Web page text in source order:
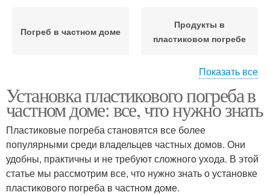
Погреб в частном доме
Продукты в
пластиковом погребе
Пластиковые погреба Готовые погреба
Погреба из пластика
Показать все
Установка пластикового погреба в
частном доме: все, что нужно знать
Пластиковые погреба становятся все более
популярными среди владельцев частных домов. Они
удобны, практичны и не требуют сложного ухода. В этой
статье мы рассмотрим все, что нужно знать о установке
пластикового погреба в частном доме.